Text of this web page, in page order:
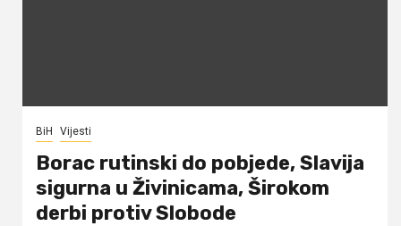
BiH Vijesti
Borac rutinski do pobjede, Slavija
sigurna u Živinicama, Širokom
derbi protiv Slobode